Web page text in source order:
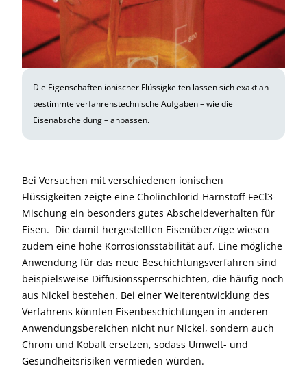
Die Eigenschaften ionischer Flüssigkeiten lassen sich exakt an
bestimmte verfahrenstechnische Aufgaben – wie die
Eisenabscheidung – anpassen.
Bei Versuchen mit verschiedenen ionischen
Flüssigkeiten zeigte eine Cholinchlorid-Harnstoff-FeCl3-
Mischung ein besonders gutes Abscheideverhalten für
Eisen. Die damit hergestellten Eisenüberzüge wiesen
zudem eine hohe Korrosionsstabilität auf. Eine mögliche
Anwendung für das neue Beschichtungsverfahren sind
beispielsweise Diffusionssperrschichten, die häufig noch
aus Nickel bestehen. Bei einer Weiterentwicklung des
Verfahrens könnten Eisenbeschichtungen in anderen
Anwendungsbereichen nicht nur Nickel, sondern auch
Chrom und Kobalt ersetzen, sodass Umwelt- und
Gesundheits­risiken vermieden würden.